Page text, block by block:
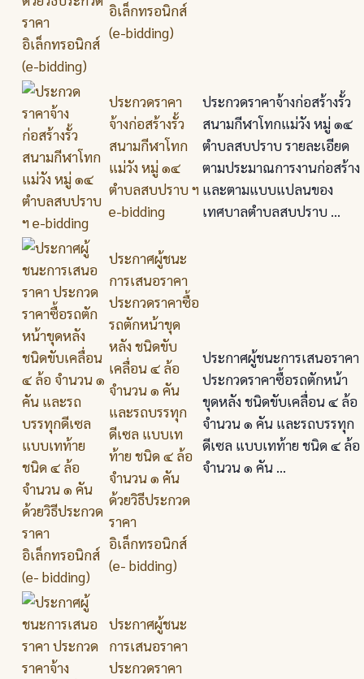
อิเล็กทรอนิกส์
(e-bidding)
ประกวดราคา
จ้างก่อสร้างรั้ว
สนามกีฬาโทก
แม่วัง หมู่ ๑๔
ตำบลสบปราบ ฯ
e-bidding
ประกวดราคาจ้างก่อสร้างรั้ว
สนามกีฬาโทกแม่วัง หมู่ ๑๔
ตำบลสบปราบ รายละเอียด
ตามประมาณการงานก่อสร้าง
และตามแบบแปลนของ
เทศบาลตำบลสบปราบ ...
ประกาศผู้ชนะ
การเสนอราคา
ประกวดราคาซื้อ
รถตักหน้าขุด
หลัง ชนิดขับ
เคลื่อน ๔ ล้อ
จำนวน ๑ คัน
และรถบรรทุก
ดีเซล แบบเท
ท้าย ชนิด ๔ ล้อ
จำนวน ๑ คัน
ด้วยวิธีประกวด
ราคา
อิเล็กทรอนิกส์
(e- bidding)
ประกาศผู้ชนะการเสนอราคา
ประกวดราคาซื้อรถตักหน้า
ขุดหลัง ชนิดขับเคลื่อน ๔ ล้อ
จำนวน ๑ คัน และรถบรรทุก
ดีเซล แบบเทท้าย ชนิด ๔ ล้อ
จำนวน ๑ คัน ...
ประกาศผู้ชนะ
การเสนอราคา
ประกวดราคา